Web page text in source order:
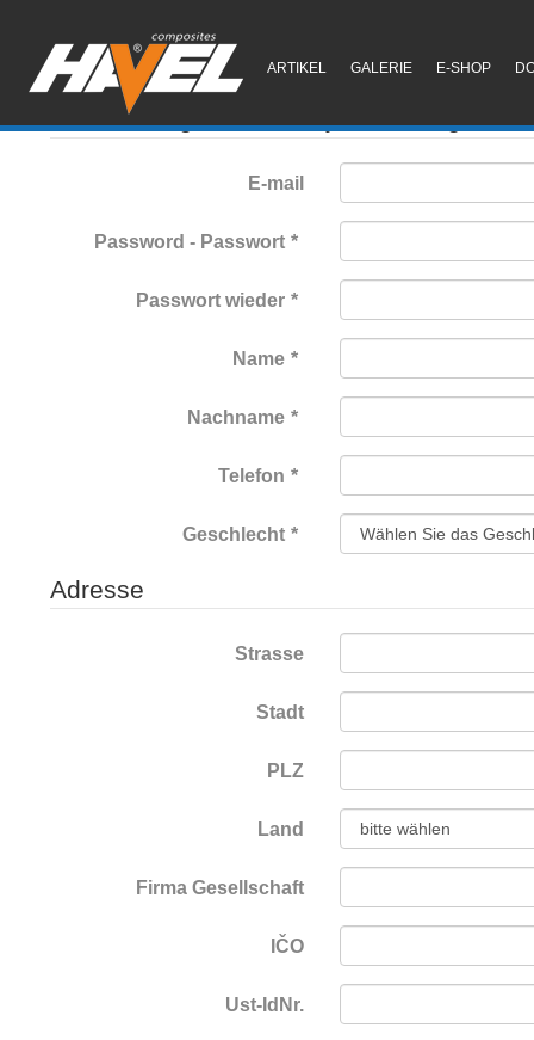
ARTIKEL GALERIE E-SHOP
Základní registrační údaje
E-mail
Password - Passwort
Passwort wieder
Name
Nachname
Telefon
Geschlecht
Adresse
Strasse
Stadt
PLZ
Land
Firma Gesellschaft
IČO
Ust-IdNr.